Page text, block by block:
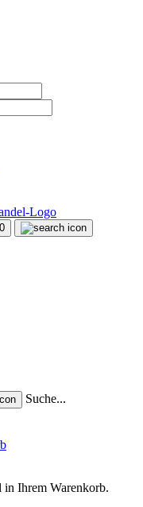
0
Suche...
in Ihrem Warenkorb.